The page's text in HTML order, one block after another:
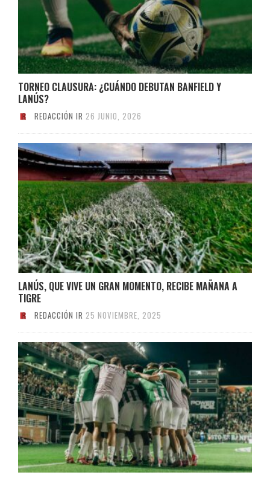
TORNEO CLAUSURA: ¿CUÁNDO DEBUTAN BANFIELD Y
LANÚS?
REDACCIÓN IR 26 JUNIO, 2026
LANÚS, QUE VIVE UN GRAN MOMENTO, RECIBE MAÑANA A
TIGRE
REDACCIÓN IR 25 NOVIEMBRE, 2025